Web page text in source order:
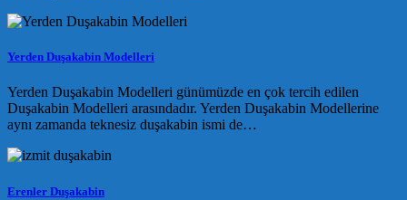
Yerden Duşakabin Modelleri
Yerden Duşakabin Modelleri günümüzde en çok tercih edilen
Duşakabin Modelleri arasındadır. Yerden Duşakabin Modellerine
aynı zamanda teknesiz duşakabin ismi de…
Erenler Duşakabin